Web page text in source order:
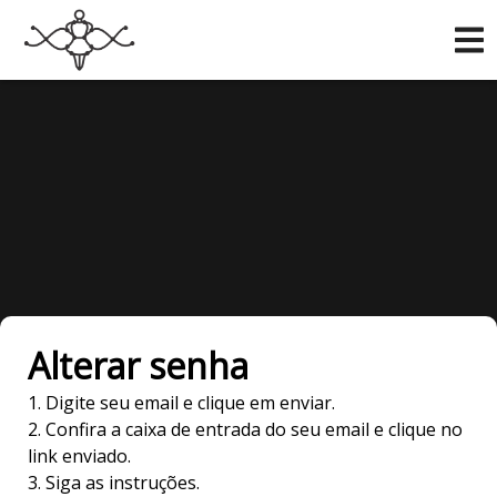
Alterar senha
Digite seu email e clique em enviar.
Confira a caixa de entrada do seu email e clique no
link enviado.
Siga as instruções.